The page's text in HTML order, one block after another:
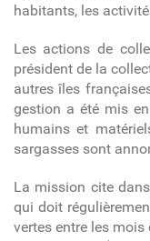
habitants, les
Les actions de
président de la
autres îles
gestion a été mis
humains et
sargasses sont
La mission cite
qui doit
vertes entre les